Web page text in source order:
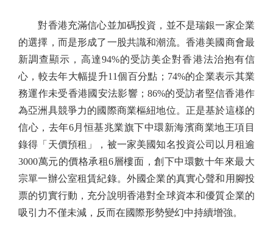
對香港充滿信心並加碼投資，並不是瑞銀一家企業
的選擇，而是形成了一股共識和潮流。香港美國商會最
新調查顯示，高達94%的受訪美企對香港法治抱有信
心，較去年大幅提升11個百分點；74%的企業表示其業
務運作未受香港國安法影響；86%的受訪者堅信香港作
為亞洲具競爭力的國際商業樞紐地位。正是基於這樣的
信心，去年6月恒基兆業旗下中環新海濱商業地王項目
錄得「天價預租」，被一家美國知名投資公司以月租逾
3000萬元的價格承租6層樓面，創下中環數十年來最大
宗單一辦公室租賃紀錄。外國企業的真實心聲和用腳投
票的切實行動，充分說明香港對全球資本和優質企業的
吸引力不僅未減，反而在國際形勢變幻中持續增強。